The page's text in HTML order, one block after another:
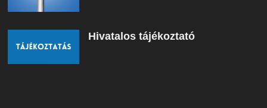
Hivatalos tájékoztató